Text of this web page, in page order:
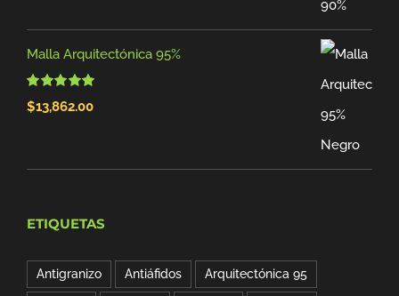
original
era:
actual
Malla Arquitectónica 95%
Valorado
con5.00de 5
$13,862.00
ETIQUETAS
Antigranizo Antiáfidos Arquitectónica 95